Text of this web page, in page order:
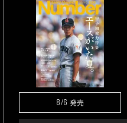
8/6 発売